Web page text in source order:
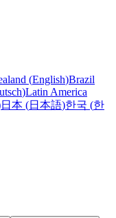
(English)Brazil
)Latin America
日本 (日本語)한국 (한